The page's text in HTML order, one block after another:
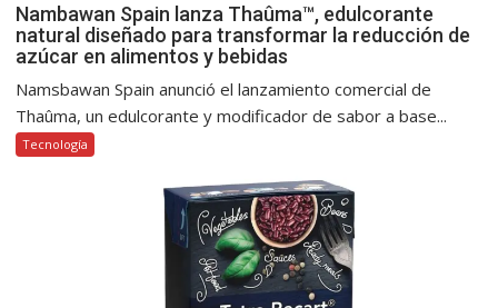
Nambawan Spain lanza Thaûma™, edulcorante
natural diseñado para transformar la reducción de
azúcar en alimentos y bebidas
Namsbawan Spain anunció el lanzamiento comercial de
Thaûma, un edulcorante y modificador de sabor a base...
Tecnología